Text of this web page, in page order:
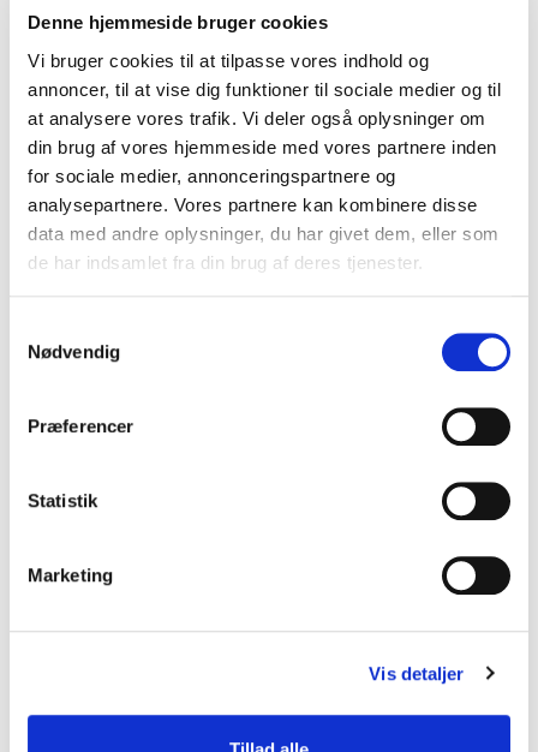
Denne hjemmeside bruger cookies
Vi bruger cookies til at tilpasse vores indhold og
annoncer, til at vise dig funktioner til sociale medier og til
at analysere vores trafik. Vi deler også oplysninger om
din brug af vores hjemmeside med vores partnere inden
for sociale medier, annonceringspartnere og
analysepartnere. Vores partnere kan kombinere disse
data med andre oplysninger, du har givet dem, eller som
de har indsamlet fra din brug af deres tjenester.
Nødvendig
Præferencer
Statistik
Marketing
Vis detaljer
Bolig
Skjulte fejl og mangler: Hvad
betyder det for dig som
boligkøber?
Ved boligkøb, kan skjulte fejl og mangler hurtigt
hovedpine. Disse problemer er ofte vanskelige at
opdage ved almindelige gennemgange af
hjemmearbejdsdage, coronanedlukninger og
karantæne har gjort boligen til et sted, hvor vi